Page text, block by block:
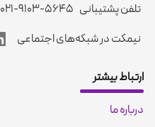
تلفن پشتیبانی ۰۲۱-۹۱۰۳-۵۶۴۵
نیمکت در شبکه‌های اجتماعی
ارتباط بیشتر
درباره ما